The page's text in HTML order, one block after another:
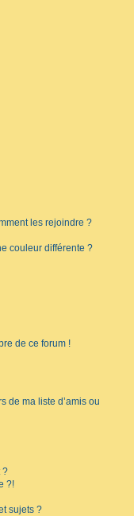
les rejoindre ?
couleur différente ?
de ce forum !
de ma liste d’amis ou
?
?!
sujets ?